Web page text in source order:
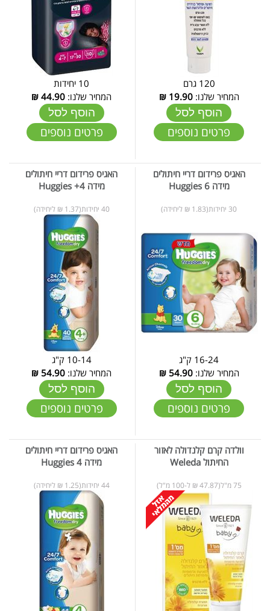
120 גרם
המחיר שלנו:19.90
₪
הוסף לסל
פרטים נוספים
10 יחידות
המחיר שלנו: 44.90
₪
הוסף לסל
פרטים נוספים
האגיס פרידום דריי חיתולים
מידה 6 Huggies
30 יחידות(1.83 ₪ ליחידה)
16-24 ק"ג
המחיר שלנו:54.90
₪
הוסף לסל
פרטים נוספים
האגיס פרידום דריי חיתולים
מידה 4+ Huggies
40 יחידות(1.37 ₪ ליחידה)
10-14 ק"ג
המחיר שלנו: 54.90
₪
הוסף לסל
פרטים נוספים
וולדה קרם קלנדולה לאזור
החיתול Weleda
75 מ"ל(47.87 ₪ ל-100 מ"ל)
האגיס פרידום דריי חיתולים
מידה 4 Huggies
44 יחידות(1.25 ₪ ליחידה)